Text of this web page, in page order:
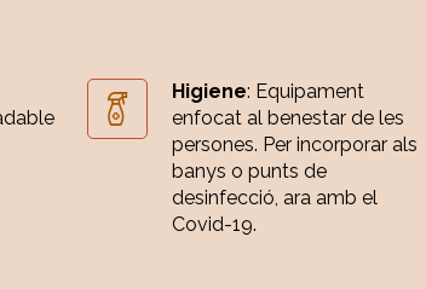
Higiene: Equipament
enfocat al benestar de les
persones. Per incorporar als
banys o punts de
desinfecció, ara amb el
Covid-19.